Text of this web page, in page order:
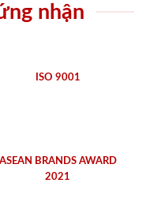
nhận
ISO 9001
ASEAN BRANDS AWARD
2021